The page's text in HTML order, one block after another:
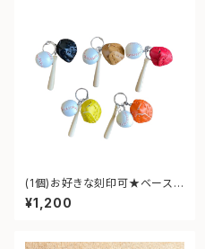
(1個)お好きな刻印可★ベース
ボールキーホルダー(送料無料)
¥1,200